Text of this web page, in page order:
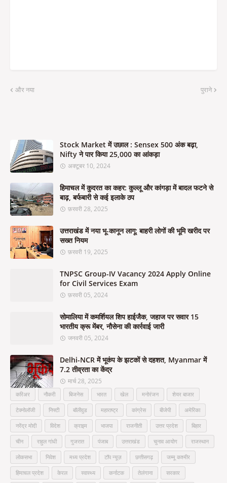
और नया पुराने
Stock Market में उछाल : Sensex 500 अंक बढ़ा,
Nifty ने पार किया 25,000 का आंकड़ा
अक्टूबर 10, 2024
हिमाचल में कुदरत का कहर: कुल्लू और कांगड़ा में बादल फटने से
बाढ़, बर्फबारी से कई इलाके ठप
फ़रवरी 28, 2025
उत्तराखंड में नया भू-कानून लागू: बाहरी लोगों की भूमि खरीद पर
सख्त नियम
फ़रवरी 19, 2025
TNPSC Group-IV Vacancy 2024 Apply Online
for Civil Services Exam
फ़रवरी 05, 2024
सोमालिया में कमर्शियल शिप हाईजैक, जहाज पर सवार 15
भारतीय क्रू मेंबर, नौसेना की कार्रवाई जारी
जनवरी 05, 2024
Delhi-NCR में भूकंप के झटकों से दहशत, Myanmar में
7.2 तीव्रता का केंद्र
मार्च 28, 2025
करिअर नौकरी बिजनेस भारत खेल मनोरंजन शेयर बाजार
टेक्नोलॉजी निफ्टी बॉलीवुड महाराष्ट्र कांग्रेस बीजेपी अमेरिका
नरेंद्र मोदी विदेश क्राइम भाजपा राजनीती उत्तर प्रदेश बिहार
चीन राहुल गांधी गुजरात पंजाब उत्तराखंड चुनाव आयोग राजस्थान
लोकसभा निवेश मध्य प्रदेश टॉप न्यूज़ छत्तीसगढ़ जम्मू कश्मीर
हिमाचल प्रदेश केरल स्वास्थ्य कर्नाटक तेलंगाना सरकार